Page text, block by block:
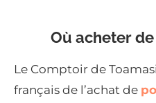
Où acheter
Le Comptoir de
français de l’achat de